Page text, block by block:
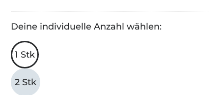
Deine individuelle Anzahl wählen:
1 Stk
2 Stk